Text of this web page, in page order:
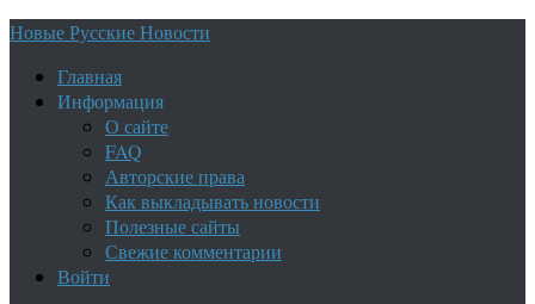
Новые Русские Новости
Главная
Информация
О сайте
FAQ
Авторские права
Как выкладывать новости
Полезные сайты
Свежие комментарии
Войти